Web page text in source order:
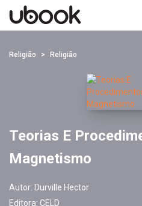
Religião Religião
Teorias E
Magnetismo
Autor: Durville Hector
Editora: CELD